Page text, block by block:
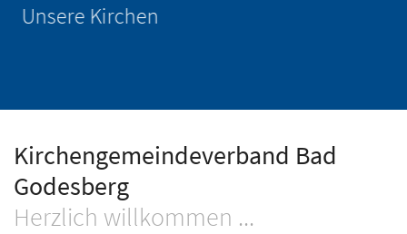
Unsere Kirchen
Kirchengemeindeverband Bad
Godesberg
Herzlich willkommen ...